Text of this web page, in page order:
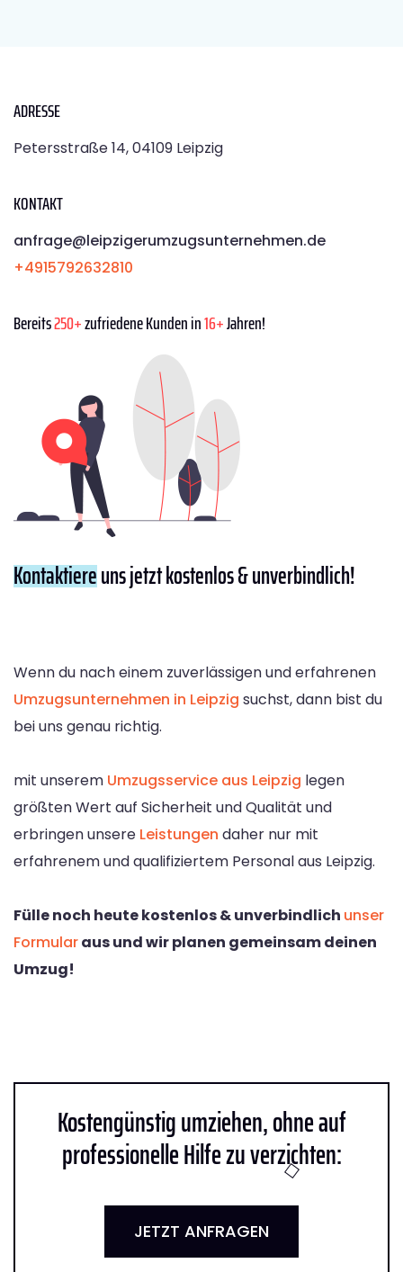
ADRESSE
Petersstraße 14, 04109 Leipzig
KONTAKT
anfrage@leipzigerumzugsunternehmen.de
+4915792632810
Bereits250+zufriedene Kunden in16+Jahren!
Kontaktiereuns jetzt kostenlos & unverbindlich!
Wenn du nach einem zuverlässigen und erfahrenen
Umzugsunternehmen in Leipzig suchst, dann bist du
bei uns genau richtig.
mit unserem Umzugsservice aus Leipzig legen
größten Wert auf Sicherheit und Qualität und
erbringen unsere Leistungen daher nur mit
erfahrenem und qualifiziertem Personal aus Leipzig.
Fülle noch heute kostenlos & unverbindlich unser
Formularaus und wir planen gemeinsam deinen
Umzug!
Kostengünstig umziehen, ohne auf
professionelle Hilfe zu verzichten:
JETZT ANFRAGEN